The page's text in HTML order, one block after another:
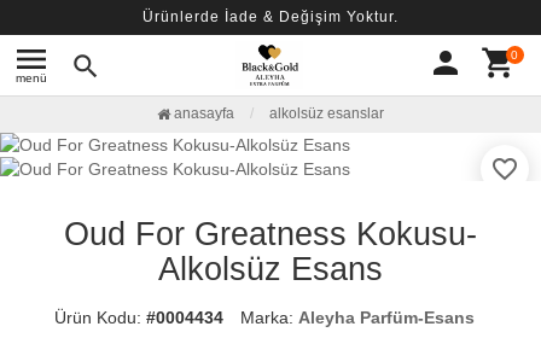
Ürünlerde İade & Değişim Yoktur.
menu
menü search person shopping_cart0
anasayfa alkolsüz esanslar
favorite_border
Oud For Greatness Kokusu-
Alkolsüz Esans
Ürün Kodu: #0004434 Marka: Aleyha Parfüm-Esans